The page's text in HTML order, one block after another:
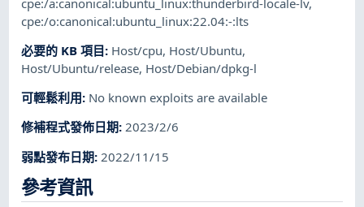
cpe:/o:canonical:ubuntu_linux:22.04:-:lts
必要的 KB 項目: Host/cpu, Host/Ubuntu,
Host/Ubuntu/release, Host/Debian/dpkg-l
可輕鬆利用: No known exploits are available
修補程式發佈日期:2023/2/6
弱點發布日期: 2022/11/15
參考資訊